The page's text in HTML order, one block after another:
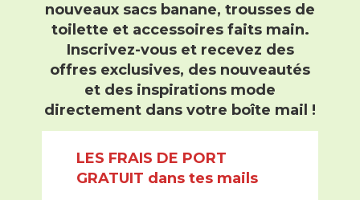
nouveaux sacs banane, trousses de
toilette et accessoires faits main.
Inscrivez-vous et recevez des
offres exclusives, des nouveautés
et des inspirations mode
directement dans votre boîte mail !
LES FRAIS DE PORT
GRATUIT dans tes mails